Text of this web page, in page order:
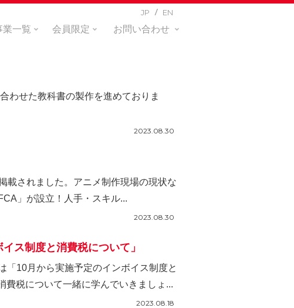
JP EN
業一覧 会員限定 お問い合わせ
わせた教科書の製作を進めておりま
2023.08.30
載されました。アニメ制作現場の現状な
」が設立！人手・スキル...
2023.08.30
ス制度と消費税について」
「10月から実施予定のインボイス制度と
税について一緒に学んでいきましょ...
2023.08.18